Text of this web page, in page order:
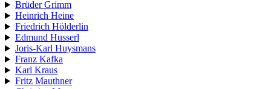
Brüder Grimm
Heinrich Heine
Friedrich Hölderlin
Edmund Husserl
Joris-Karl Huysmans
Franz Kafka
Karl Kraus
Fritz Mauthner